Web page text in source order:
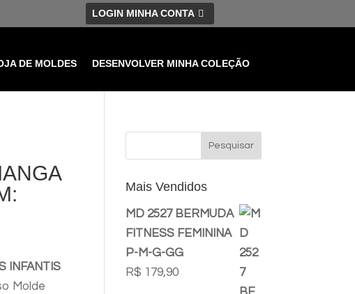
LOGIN MINHA CONTA
DE MOLDES DESENVOLVER MINHA COLEÇÃO
INFANTIS
Molde
Mais Vendidos
MD 2527 BERMUDA
FITNESS FEMININA
P-M-G-GG
R$ 179,90